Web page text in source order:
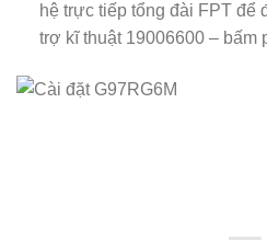
hệ trực tiếp tổng đài FPT để
trợ kĩ thuật 19006600 – bấm